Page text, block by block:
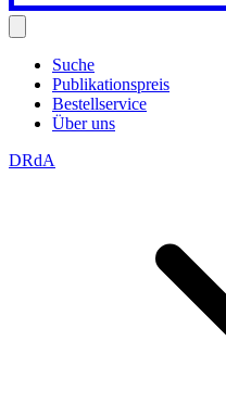
Suche
Publikationspreis
Bestellservice
Über uns
DRdA